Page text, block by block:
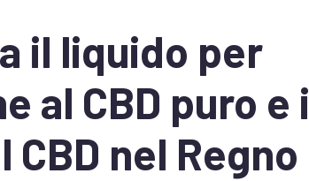
il liquido per
al CBD puro e i
nel Regno